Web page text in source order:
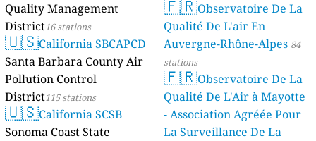
Quality Management
District16 stations
🇺🇸California SBCAPCD
Santa Barbara County Air
Pollution Control
District115 stations
🇺🇸California SCSB
Sonoma Coast State
stations
🇫🇷Observatoire De La
Qualité De L'air En
Auvergne-Rhône-Alpes 84
stations
🇫🇷Observatoire De La
Qualité De L'Air à Mayotte
- Association Agréée Pour
La Surveillance De La